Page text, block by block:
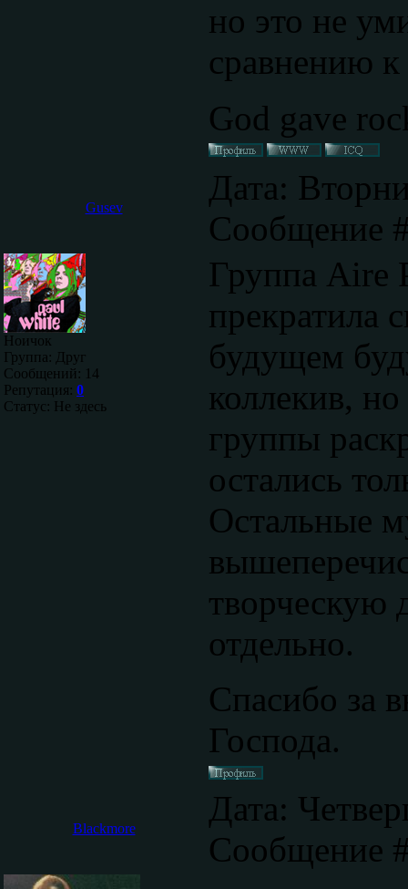
но это не
сравнению
God gave
Gusev
Дата:
Сообщение
Ноичок
Группа: Друг
Сообщений: 14
Репутация: 0
Статус: Не здесь
Группа Aire
прекратила
будущем
коллекив,
группы
остались
Остальные
творческую
отдельно.
Спасибо за
Господа.
Blackmore
Дата:
Сообщение